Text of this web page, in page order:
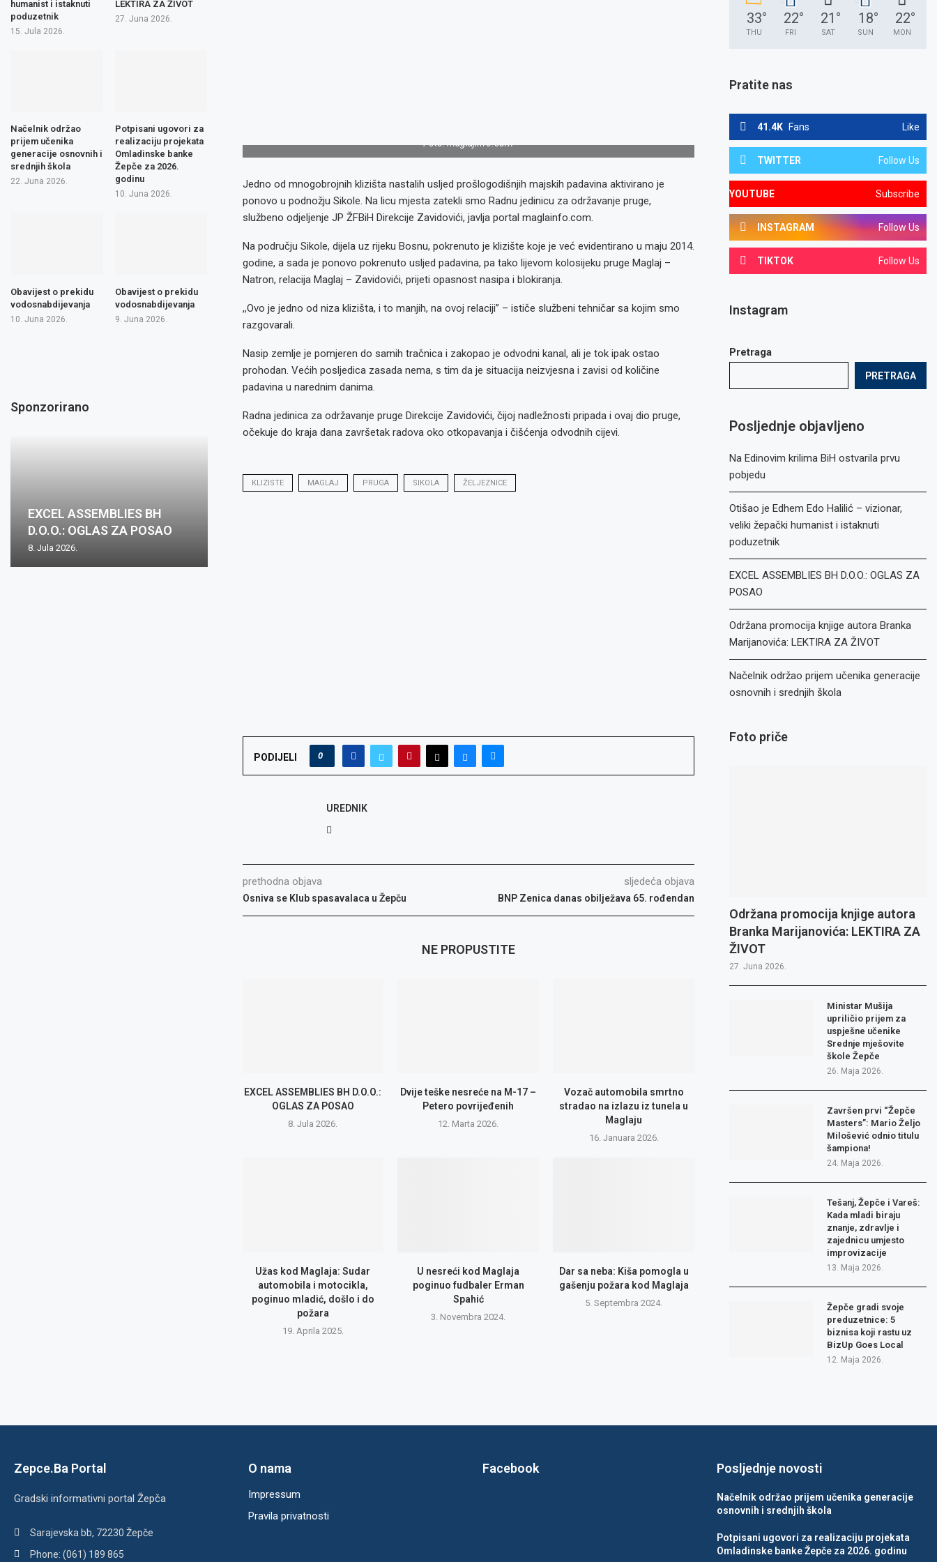
Foto: maglajinfo.com
Jedno od mnogobrojnih klizišta nastalih usljed prošlogodišnjih majskih padavina aktivirano je
ponovo u podnožju Sikole. Na licu mjesta zatekli smo Radnu jedinicu za održavanje pruge,
službeno odjeljenje JP ŽFBiH Direkcije Zavidovići, javlja portal maglainfo.com.
Na području Sikole, dijela uz rijeku Bosnu, pokrenuto je klizište koje je već evidentirano u maju 2014.
godine, a sada je ponovo pokrenuto usljed padavina, pa tako lijevom kolosijeku pruge Maglaj –
Natron, relacija Maglaj – Zavidovići, prijeti opasnost nasipa i blokiranja.
,,Ovo je jedno od niza klizišta, i to manjih, na ovoj relaciji” – ističe službeni tehničar sa kojim smo
razgovarali.
Nasip zemlje je pomjeren do samih tračnica i zakopao je odvodni kanal, ali je tok ipak ostao
prohodan. Većih posljedica zasada nema, s tim da je situacija neizvjesna i zavisi od količine
padavina u narednim danima.
Radna jedinica za održavanje pruge Direkcije Zavidovići, čijoj nadležnosti pripada i ovaj dio pruge,
očekuje do kraja dana završetak radova oko otkopavanja i čišćenja odvodnih cijevi.
KLIZISTE MAGLAJ PRUGA SIKOLA ŽELJEZNICE
PODIJELI 0
UREDNIK
prethodna objava
Osniva se Klub spasavalaca u Žepču
sljedeća objava
BNP Zenica danas obilježava 65. rođendan
NE PROPUSTITE
EXCEL ASSEMBLIES BH D.O.O.:
OGLAS ZA POSAO
8. Jula 2026.
Dvije teške nesreće na M-17 –
Petero povrijeđenih
12. Marta 2026.
Vozač automobila smrtno
stradao na izlazu iz tunela u
Maglaju
16. Januara 2026.
Užas kod Maglaja: Sudar
automobila i motocikla,
poginuo mladić, došlo i do
požara
19. Aprila 2025.
U nesreći kod Maglaja
poginuo fudbaler Erman
Spahić
3. Novembra 2024.
Dar sa neba: Kiša pomogla u
gašenju požara kod Maglaja
5. Septembra 2024.
33°
THU
22°
FRI
21 °
SAT
18°
SUN
22°
MON
Pratite nas
41.4K Fans Like
TWITTER Follow Us
YOUTUBE Subscribe
INSTAGRAM Follow Us
TIKTOK Follow Us
Instagram
Pretraga
PRETRAGA
Posljednje objavljeno
Na Edinovim krilima BiH ostvarila prvu
pobjedu
Otišao je Edhem Edo Halilić – vizionar,
veliki žepački humanist i istaknuti
poduzetnik
EXCEL ASSEMBLIES BH D.O.O.: OGLAS ZA
POSAO
Održana promocija knjige autora Branka
Marijanovića: LEKTIRA ZA ŽIVOT
Načelnik održao prijem učenika generacije
osnovnih i srednjih škola
Foto priče
Održana promocija knjige autora
Branka Marijanovića: LEKTIRA ZA
ŽIVOT
27. Juna 2026.
Ministar Mušija
upriličio prijem za
uspješne učenike
Srednje mješovite
škole Žepče
26. Maja 2026.
Završen prvi “Žepče
Masters”: Mario Željo
Milošević odnio titulu
šampiona!
24. Maja 2026.
Tešanj, Žepče i Vareš:
Kada mladi biraju
znanje, zdravlje i
zajednicu umjesto
improvizacije
13. Maja 2026.
Žepče gradi svoje
preduzetnice: 5
biznisa koji rastu uz
BizUp Goes Local
12. Maja 2026.
humanist i istaknuti
poduzetnik
15. Jula 2026.
LEKTIRA ZA ŽIVOT
27. Juna 2026.
Načelnik održao
prijem učenika
generacije osnovnih i
srednjih škola
22. Juna 2026.
Potpisani ugovori za
realizaciju projekata
Omladinske banke
Žepče za 2026.
godinu
10. Juna 2026.
Obavijest o prekidu
vodosnabdijevanja
10. Juna 2026.
Obavijest o prekidu
vodosnabdijevanja
9. Juna 2026.
Sponzorirano
EXCEL ASSEMBLIES BH
D.O.O.: OGLAS ZA POSAO
8. Jula 2026.
Zepce.Ba Portal
Gradski informativni portal Žepča
Sarajevska bb, 72230 Žepče
Phone: (061) 189 865
O nama
Impressum
Pravila privatnosti
Facebook Posljednje novosti
Načelnik održao prijem učenika generacije
osnovnih i srednjih škola
Potpisani ugovori za realizaciju projekata
Omladinske banke Žepče za 2026. godinu